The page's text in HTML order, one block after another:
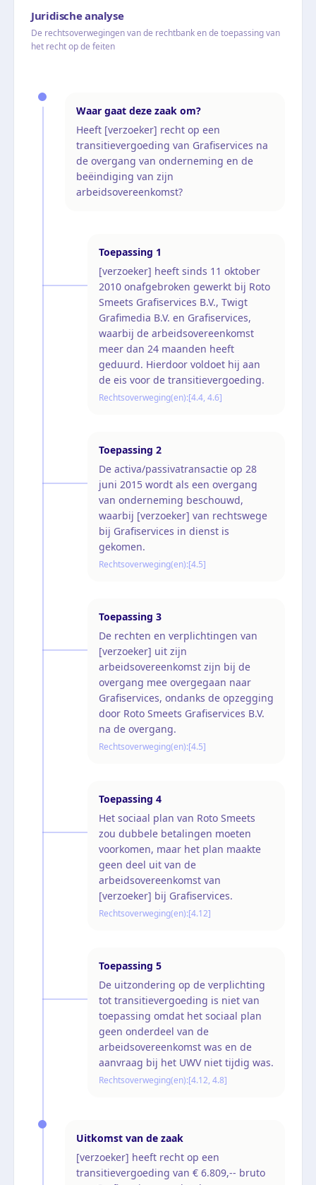
Juridische analyse
De rechtsoverwegingen van de rechtbank en de toepassing van
het recht op de feiten
Waar gaat deze zaak om?
Heeft [verzoeker] recht op een
transitievergoeding van Grafiservices na
de overgang van onderneming en de
beëindiging van zijn
arbeidsovereenkomst?
Toepassing 1
[verzoeker] heeft sinds 11 oktober
2010 onafgebroken gewerkt bij Roto
Smeets Grafiservices B.V., Twigt
Grafimedia B.V. en Grafiservices,
waarbij de arbeidsovereenkomst
meer dan 24 maanden heeft
geduurd. Hierdoor voldoet hij aan
de eis voor de transitievergoeding.
Rechtsoverweging(en):[4.4, 4.6]
Toepassing 2
De activa/passivatransactie op 28
juni 2015 wordt als een overgang
van onderneming beschouwd,
waarbij [verzoeker] van rechtswege
bij Grafiservices in dienst is
gekomen.
Rechtsoverweging(en):[4.5]
Toepassing 3
De rechten en verplichtingen van
[verzoeker] uit zijn
arbeidsovereenkomst zijn bij de
overgang mee overgegaan naar
Grafiservices, ondanks de opzegging
door Roto Smeets Grafiservices B.V.
na de overgang.
Rechtsoverweging(en):[4.5]
Toepassing 4
Het sociaal plan van Roto Smeets
zou dubbele betalingen moeten
voorkomen, maar het plan maakte
geen deel uit van de
arbeidsovereenkomst van
[verzoeker] bij Grafiservices.
Rechtsoverweging(en):[4.12]
Toepassing 5
De uitzondering op de verplichting
tot transitievergoeding is niet van
toepassing omdat het sociaal plan
geen onderdeel van de
arbeidsovereenkomst was en de
aanvraag bij het UWV niet tijdig was.
Rechtsoverweging(en):[4.12, 4.8]
Uitkomst van de zaak
[verzoeker] heeft recht op een
transitievergoeding van € 6.809,-- bruto